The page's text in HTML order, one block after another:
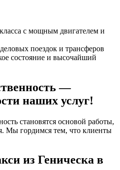
с мощным двигателем и
поездок и трансферов
состояние и высочайший
—
наших услуг!
становятся основой работы,
Мы гордимся тем, что клиенты
из Геническа в